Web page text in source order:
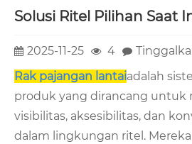
Solusi Ritel Pilihan Saat
2025-11-25 4
Rak pajangan lantaiadalah
produk yang dirancang untuk
visibilitas, aksesibilitas, dan
dalam lingkungan ritel.